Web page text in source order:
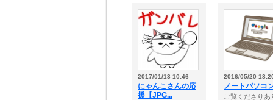
2017/01/13 10:46
にゃんこさんの応
援【JPG...
2016/05/20
ノートパソコ
ご覧くださりあ